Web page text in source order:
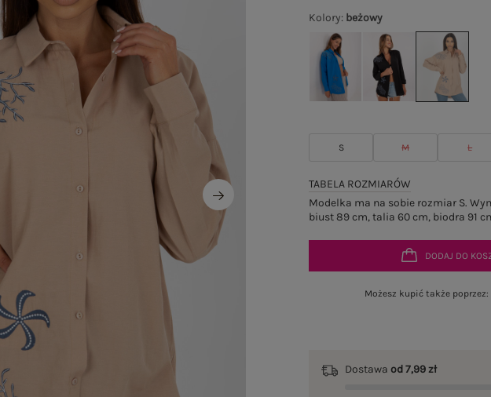
Kolory: beżowy
S M L
TABELA ROZMIARÓW
Modelka ma na sobie rozmiar S.
biust 89 cm, talia 60 cm, biodra 91
DODAJ DO
Możesz kupić także poprzez:
Dostawaod 7,99 zł